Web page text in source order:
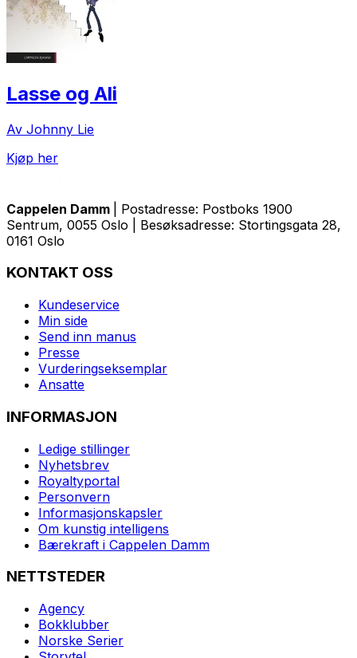
Lasse og Ali
Av Johnny Lie
Kjøp her
Cappelen Damm
| Postadresse: Postboks 1900
Sentrum, 0055 Oslo | Besøksadresse: Stortingsgata 28,
0161 Oslo
KONTAKT OSS
Kundeservice
Min side
Send inn manus
Presse
Vurderingseksemplar
Ansatte
INFORMASJON
Ledige stillinger
Nyhetsbrev
Royaltyportal
Personvern
Informasjonskapsler
Om kunstig intelligens
Bærekraft i Cappelen Damm
NETTSTEDER
Agency
Bokklubber
Norske Serier